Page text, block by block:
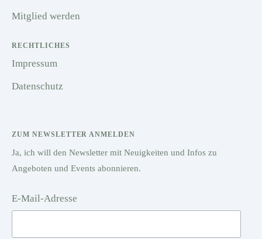
Mitglied werden
RECHTLICHES
Impressum
Datenschutz
ZUM NEWSLETTER ANMELDEN
Ja, ich will den Newsletter mit Neuigkeiten und Infos zu
Angeboten und Events abonnieren.
E-Mail-Adresse